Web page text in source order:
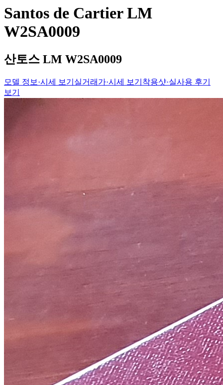
Santos de Cartier LM
W2SA0009
산토스 LM W2SA0009
모델 정보·시세 보기 실거래가·시세 보기 착용샷·실사용 후기
보기